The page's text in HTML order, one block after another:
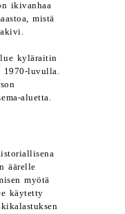
ikivanhaa
mistä
kyläraitin
1970-luvulla.
aluetta.
äärelle
myötä
käytetty